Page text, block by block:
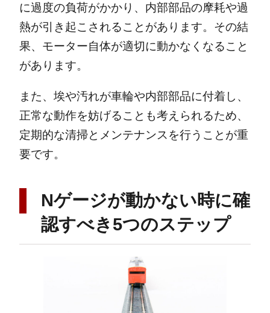
に過度の負荷がかかり、内部部品の摩耗や過
熱が引き起こされることがあります。その結
果、モーター自体が適切に動かなくなること
があります。
また、埃や汚れが車輪や内部部品に付着し、
正常な動作を妨げることも考えられるため、
定期的な清掃とメンテナンスを行うことが重
要です。
Nゲージが動かない時に確
認すべき5つのステップ